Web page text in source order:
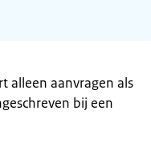
alleen aanvragen als
bij een